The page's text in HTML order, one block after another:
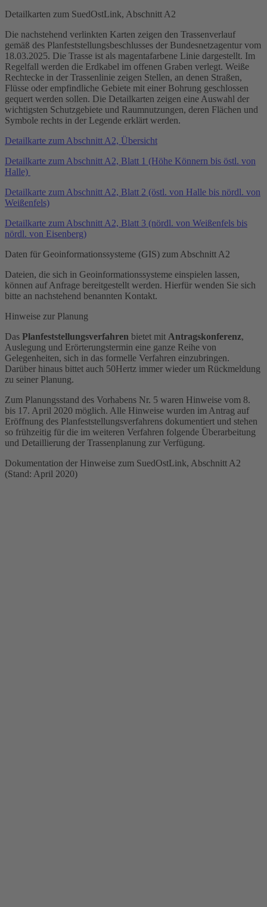
Detailkarten zum SuedOstLink, Abschnitt A2
Die nachstehend verlinkten Karten zeigen den Trassenverlauf
gemäß des Planfeststellungsbeschlusses der Bundesnetzagentur vom
18.03.2025. Die Trasse ist als magentafarbene Linie dargestellt. Im
Regelfall werden die Erdkabel im offenen Graben verlegt. Weiße
Rechtecke in der Trassenlinie zeigen Stellen, an denen Straßen,
Flüsse oder empfindliche Gebiete mit einer Bohrung geschlossen
gequert werden sollen. Die Detailkarten zeigen eine Auswahl der
wichtigsten Schutzgebiete und Raumnutzungen, deren Flächen und
Symbole rechts in der Legende erklärt werden.
Detailkarte zum Abschnitt A2, Übersicht
Detailkarte zum Abschnitt A2, Blatt 1 (Höhe Könnern bis östl. von
Halle)
Detailkarte zum Abschnitt A2, Blatt 2 (östl. von Halle bis nördl. von
Weißenfels)
Detailkarte zum Abschnitt A2, Blatt 3 (nördl. von Weißenfels bis
nördl. von Eisenberg)
Daten für Geoinformationssysteme (GIS) zum Abschnitt A2
Dateien, die sich in Geoinformationssysteme einspielen lassen,
können auf Anfrage bereitgestellt werden. Hierfür wenden Sie sich
bitte an nachstehend benannten Kontakt.
Hinweise zur Planung
Das Planfeststellungsverfahren bietet mit Antragskonferenz,
Auslegung und Erörterungstermin eine ganze Reihe von
Gelegenheiten, sich in das formelle Verfahren einzubringen.
Darüber hinaus bittet auch 50Hertz immer wieder um Rückmeldung
zu seiner Planung.
Zum Planungsstand des Vorhabens Nr. 5 waren Hinweise vom 8.
bis 17. April 2020 möglich. Alle Hinweise wurden im Antrag auf
Eröffnung des Planfeststellungsverfahrens dokumentiert und stehen
so frühzeitig für die im weiteren Verfahren folgende Überarbeitung
und Detaillierung der Trassenplanung zur Verfügung.
Dokumentation der Hinweise zum SuedOstLink, Abschnitt A2
(Stand: April 2020)